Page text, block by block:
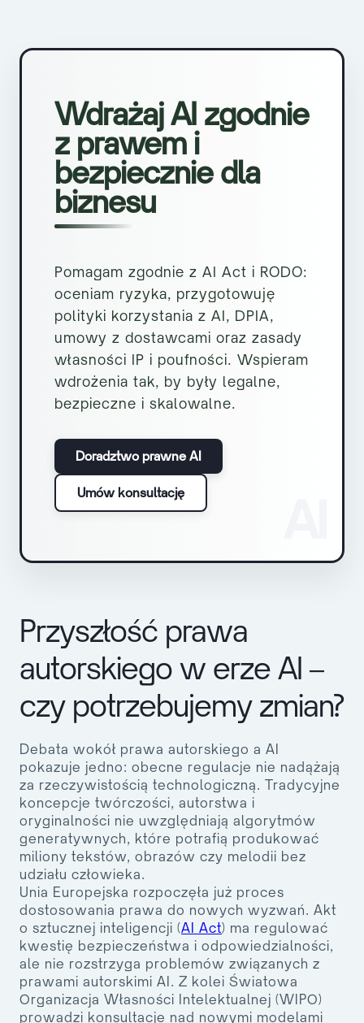
Wdrażaj AI zgodnie
z prawem i
bezpiecznie dla
biznesu
Pomagam zgodnie z AI Act i RODO:
oceniam ryzyka, przygotowuję
polityki korzystania z AI, DPIA,
umowy z dostawcami oraz zasady
własności IP i poufności. Wspieram
wdrożenia tak, by były legalne,
bezpieczne i skalowalne.
Doradztwo prawne AI
Umów konsultację
Przyszłość prawa
autorskiego w erze AI –
czy potrzebujemy zmian?
Debata wokół prawa autorskiego a AI
pokazuje jedno: obecne regulacje nie nadążają
za rzeczywistością technologiczną. Tradycyjne
koncepcje twórczości, autorstwa i
oryginalności nie uwzględniają algorytmów
generatywnych, które potrafią produkować
miliony tekstów, obrazów czy melodii bez
udziału człowieka.
Unia Europejska rozpoczęła już proces
dostosowania prawa do nowych wyzwań. Akt
o sztucznej inteligencji (AI Act) ma regulować
kwestię bezpieczeństwa i odpowiedzialności,
ale nie rozstrzyga problemów związanych z
prawami autorskimi AI. Z kolei Światowa
Organizacja Własności Intelektualnej (WIPO)
prowadzi konsultacje nad nowymi modelami